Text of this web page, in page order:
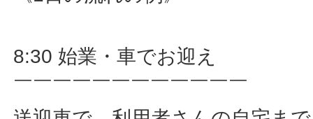
8:30 始業・車でお迎え
￣￣￣￣￣￣￣￣￣￣￣￣